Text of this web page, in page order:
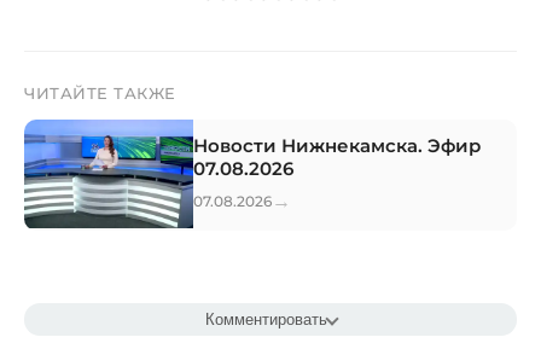
ЧИТАЙТЕ ТАКЖЕ
Новости Нижнекамска. Эфир
07.08.2026
07.08.2026 →
Комментировать